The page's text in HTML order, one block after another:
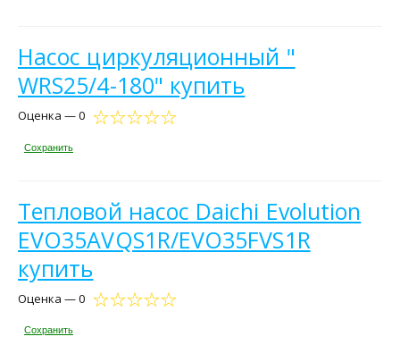
Насос циркуляционный "
WRS25/4-180" купить
Оценка — 0
Сохранить
Тепловой насос Daichi Evolution
EVO35AVQS1R/EVO35FVS1R
купить
Оценка — 0
Сохранить